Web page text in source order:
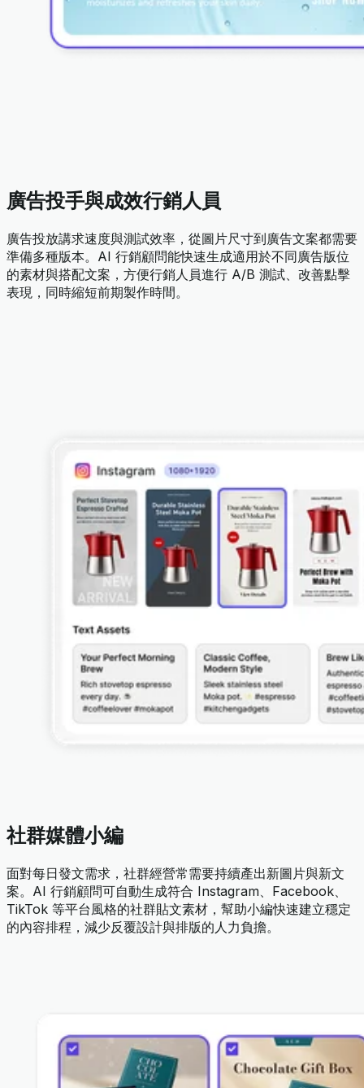
廣告投手與成效行銷人員
廣告投放講求速度與測試效率，從圖片尺寸到廣告文案都需要
準備多種版本。AI 行銷顧問能快速生成適用於不同廣告版位
的素材與搭配文案，方便行銷人員進行 A/B 測試、改善點擊
表現，同時縮短前期製作時間。
社群媒體小編
面對每日發文需求，社群經營常需要持續產出新圖片與新文
案。AI 行銷顧問可自動生成符合 Instagram、Facebook、
TikTok 等平台風格的社群貼文素材，幫助小編快速建立穩定
的內容排程，減少反覆設計與排版的人力負擔。